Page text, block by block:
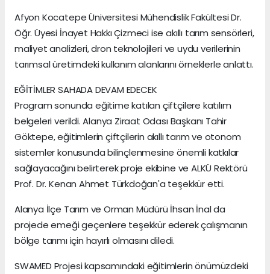
Afyon Kocatepe Üniversitesi Mühendislik Fakültesi Dr.
Öğr. Üyesi İnayet Hakkı Çizmeci ise akıllı tarım sensörleri,
maliyet analizleri, dron teknolojileri ve uydu verilerinin
tarımsal üretimdeki kullanım alanlarını örneklerle anlattı.
EĞİTİMLER SAHADA DEVAM EDECEK
Program sonunda eğitime katılan çiftçilere katılım
belgeleri verildi. Alanya Ziraat Odası Başkanı Tahir
Göktepe, eğitimlerin çiftçilerin akıllı tarım ve otonom
sistemler konusunda bilinçlenmesine önemli katkılar
sağlayacağını belirterek proje ekibine ve ALKÜ Rektörü
Prof. Dr. Kenan Ahmet Türkdoğan'a teşekkür etti.
Alanya İlçe Tarım ve Orman Müdürü İhsan İnal da
projede emeği geçenlere teşekkür ederek çalışmanın
bölge tarımı için hayırlı olmasını diledi.
SWAMED Projesi kapsamındaki eğitimlerin önümüzdeki